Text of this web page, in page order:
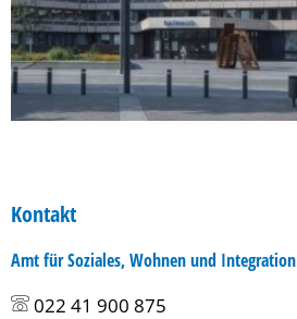
Kontakt
Amt für Soziales, Wohnen und Integration
022 41 900 875